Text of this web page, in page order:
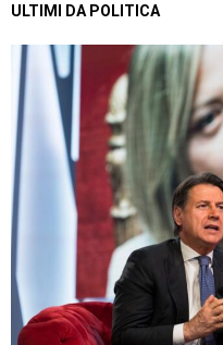
ULTIMI DA POLITICA